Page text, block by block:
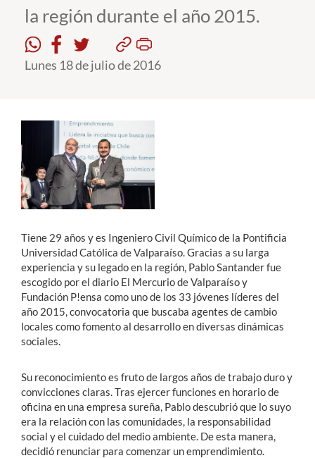
Formación Continua
Funcionarios
Alumni
la región durante el año 2015.
Lunes 18 de julio de 2016
Tiene 29 años y es Ingeniero Civil Químico de la Pontificia
Universidad Católica de Valparaíso. Gracias a su larga
experiencia y su legado en la región, Pablo Santander fue
escogido por el diario El Mercurio de Valparaíso y
Fundación P!ensa como uno de los 33 jóvenes líderes del
año 2015, convocatoria que buscaba agentes de cambio
locales como fomento al desarrollo en diversas dinámicas
sociales.
Su reconocimiento es fruto de largos años de trabajo duro y
convicciones claras. Tras ejercer funciones en horario de
oficina en una empresa sureña, Pablo descubrió que lo suyo
era la relación con las comunidades, la responsabilidad
social y el cuidado del medio ambiente. De esta manera,
decidió renunciar para comenzar un emprendimiento.